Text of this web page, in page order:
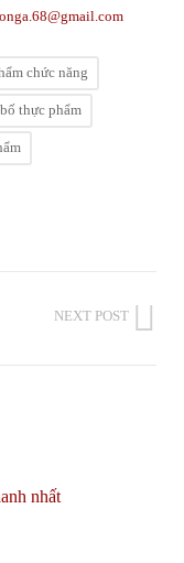
chức năng
thực phẩm
NEXT POST
nhất